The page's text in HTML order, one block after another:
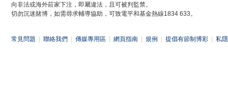
向非法或海外莊家下注，即屬違法，且可被判監禁。
切勿沉迷賭博，如需尋求輔導協助，可致電平和基金熱線1834 633。
常見問題 聯絡我們 傳媒專用區 網頁指南 規例 提倡有節制博彩 私